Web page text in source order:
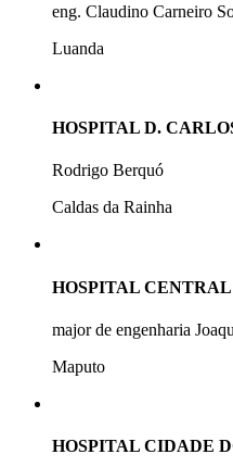
eng. Claudino Carneiro
Luanda
HOSPITAL D.
Rodrigo Berquó
Caldas da Rainha
HOSPITAL
major de engenharia
Maputo
HOSPITAL CIDADE